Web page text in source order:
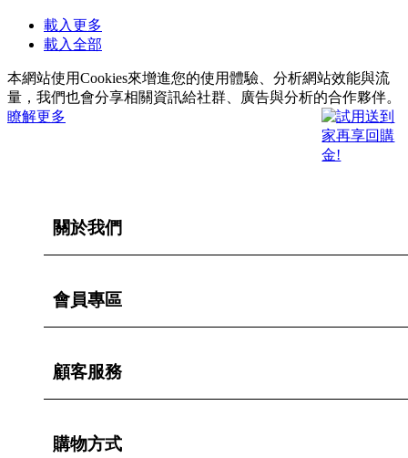
載入更多
載入全部
本網站使用Cookies來增進您的使用體驗、分析網站效能與流
量，我們也會分享相關資訊給社群、廣告與分析的合作夥伴。
瞭解更多
關於我們
會員專區
顧客服務
購物方式